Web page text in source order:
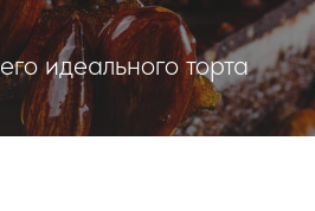
идеального торта